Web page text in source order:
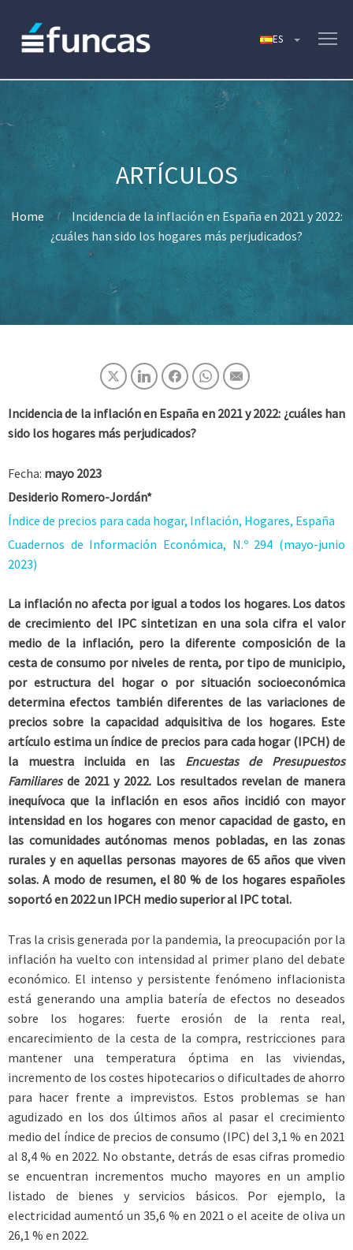
Home
Incidencia de la inflación en España en 2021 y 2022:
¿cuáles han sido los hogares más perjudicados?
Incidencia de la inflación en España en 2021 y 2022: ¿cuáles han
sido los hogares más perjudicados?
Fecha: mayo 2023
Desiderio Romero-Jordán*
Índice de precios para cada hogar, Inflación, Hogares, España
Cuadernos de Información Económica, N.º 294 (mayo-junio
2023)
La inflación no afecta por igual a todos los hogares. Los datos
de crecimiento del IPC sintetizan en una sola cifra el valor
medio de la inflación, pero la diferente composición de la
cesta de consumo por niveles de renta, por tipo de municipio,
por estructura del hogar o por situación socioeconómica
determina efectos también diferentes de las variaciones de
precios sobre la capacidad adquisitiva de los hogares. Este
artículo estima un índice de precios para cada hogar (IPCH) de
la muestra incluida en las Encuestas de Presupuestos
Familiares de 2021 y 2022. Los resultados revelan de manera
inequívoca que la inflación en esos años incidió con mayor
intensidad en los hogares con menor capacidad de gasto, en
las comunidades autónomas menos pobladas, en las zonas
rurales y en aquellas personas mayores de 65 años que viven
solas. A modo de resumen, el 80 % de los hogares españoles
soportó en 2022 un IPCH medio superior al IPC total.
Tras la crisis generada por la pandemia, la preocupación por la
inflación ha vuelto con intensidad al primer plano del debate
económico. El intenso y persistente fenómeno inflacionista
está generando una amplia batería de efectos no deseados
sobre los hogares: fuerte erosión de la renta real,
encarecimiento de la cesta de la compra, restricciones para
mantener una temperatura óptima en las viviendas,
incremento de los costes hipotecarios o dificultades de ahorro
para hacer frente a imprevistos. Estos problemas se han
agudizado en los dos últimos años al pasar el crecimiento
medio del índice de precios de consumo (IPC) del 3,1 % en 2021
al 8,4 % en 2022. No obstante, detrás de esas cifras promedio
se encuentran incrementos mucho mayores en un amplio
listado de bienes y servicios básicos. Por ejemplo, la
electricidad aumentó un 35,6 % en 2021 o el aceite de oliva un
26,1 % en 2022.